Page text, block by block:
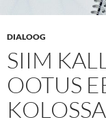
DIALOOG
SIIM
OOTUS